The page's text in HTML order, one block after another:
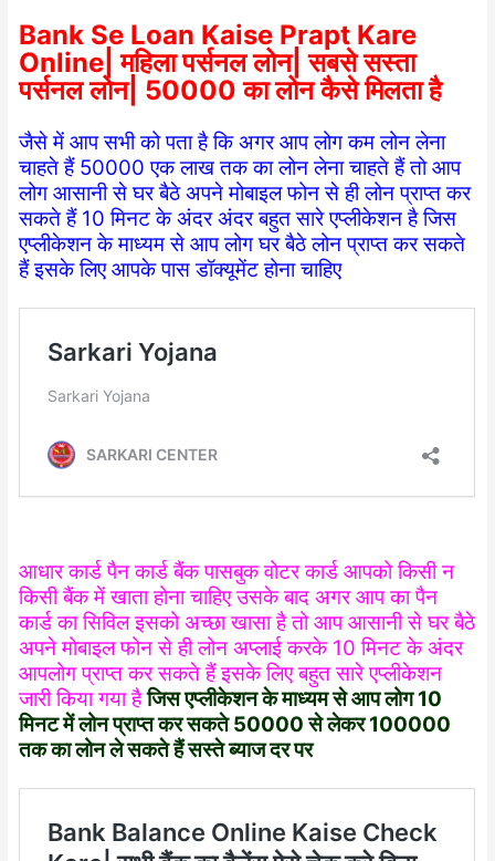
Bank Se Loan Kaise Prapt Kare
Online| महिला पर्सनल लोन| सबसे सस्ता
पर्सनल लोन| 50000 का लोन कैसे मिलता है
जैसे में आप सभी को पता है कि अगर आप लोग कम लोन लेना
चाहते हैं 50000 एक लाख तक का लोन लेना चाहते हैं तो आप
लोग आसानी से घर बैठे अपने मोबाइल फोन से ही लोन प्राप्त कर
सकते हैं 10 मिनट के अंदर अंदर बहुत सारे एप्लीकेशन है जिस
एप्लीकेशन के माध्यम से आप लोग घर बैठे लोन प्राप्त कर सकते
हैं इसके लिए आपके पास डॉक्यूमेंट होना चाहिए
आधार कार्ड पैन कार्ड बैंक पासबुक वोटर कार्ड आपको किसी न
किसी बैंक में खाता होना चाहिए उसके बाद अगर आप का पैन
कार्ड का सिविल इसको अच्छा खासा है तो आप आसानी से घर बैठे
अपने मोबाइल फोन से ही लोन अप्लाई करके 10 मिनट के अंदर
आपलोग प्राप्त कर सकते हैं इसके लिए बहुत सारे एप्लीकेशन
जारी किया गया हैजिस एप्लीकेशन के माध्यम से आप लोग 10
मिनट में लोन प्राप्त कर सकते 50000 से लेकर 100000
तक का लोन ले सकते हैं सस्ते ब्याज दर पर